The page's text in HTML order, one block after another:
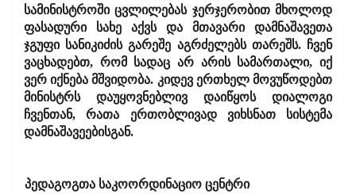
სამინისტროში ცვლილებას ჯერჯერობით მხოლოდ
ფასადური სახე აქვს და მთავარი დამნაშავეთა
ჯგუფი სანიკიძის გარეშე აგრძელებს თარეშს. ჩვენ
ვაცხადებთ, რომ სადაც არ არის სამართალი, იქ
ვერ იქნება მშვიდობა. კიდევ ერთხელ მოვუწოდებთ
მინისტრს დაუყოვნებლივ დაიწყოს დიალოგი
ჩვენთან, რათა ერთობლივად ვიხსნათ სისტემა
დამნაშავეებისგან.
პედაგოგთა საკოორდინაციო ცენტრი